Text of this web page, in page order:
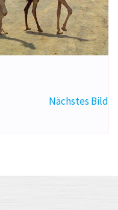
Nächstes Bild